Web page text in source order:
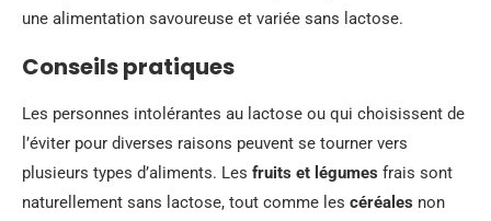
une alimentation savoureuse et variée sans lactose.
Conseils pratiques
Les personnes intolérantes au lactose ou qui choisissent de
l’éviter pour diverses raisons peuvent se tourner vers
plusieurs types d’aliments. Les fruits et légumes frais sont
naturellement sans lactose, tout comme les céréales non